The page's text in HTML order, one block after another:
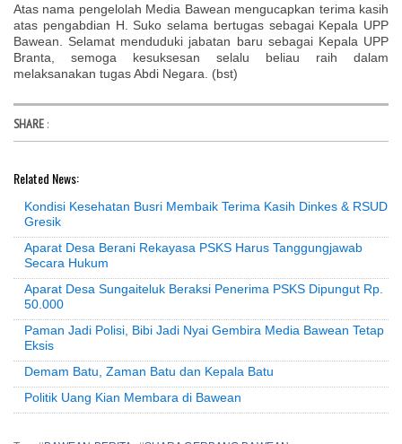
Atas nama pengelolah Media Bawean mengucapkan terima kasih
atas pengabdian H. Suko selama bertugas sebagai Kepala UPP
Bawean. Selamat menduduki jabatan baru sebagai Kepala UPP
Branta, semoga kesuksesan selalu beliau raih dalam
melaksanakan tugas Abdi Negara. (bst)
SHARE :
Related News:
Kondisi Kesehatan Busri Membaik Terima Kasih Dinkes & RSUD
Gresik
Aparat Desa Berani Rekayasa PSKS Harus Tanggungjawab
Secara Hukum
Aparat Desa Sungaiteluk Beraksi Penerima PSKS Dipungut Rp.
50.000
Paman Jadi Polisi, Bibi Jadi Nyai Gembira Media Bawean Tetap
Eksis
Demam Batu, Zaman Batu dan Kepala Batu
Politik Uang Kian Membara di Bawean